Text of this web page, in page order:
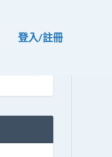
登入/註冊